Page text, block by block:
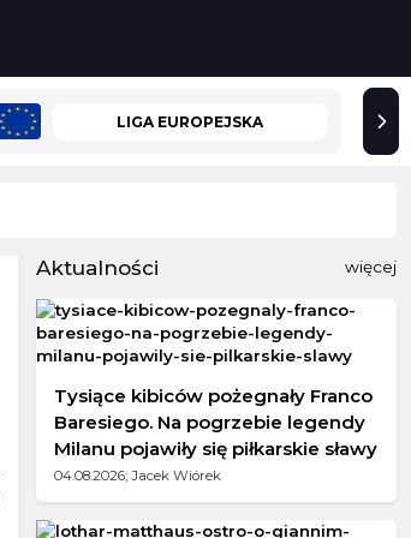
LIGA EUROPEJSKA
Aktualności więcej
Tysiące kibiców pożegnały Franco
Baresiego. Na pogrzebie legendy
Milanu pojawiły się piłkarskie sławy
04.08.2026; Jacek Wiórek